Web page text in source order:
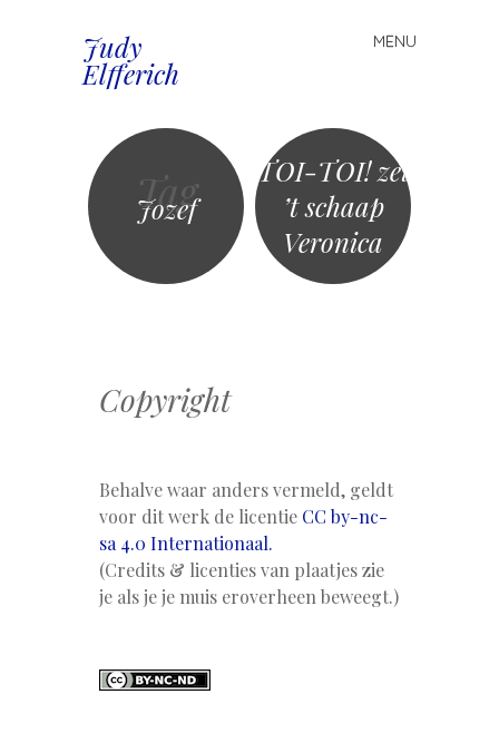
Judy
Elfferich
MENU
Spring
naar
Tag
Jozef
TOI-TOI! zei
’t schaap
Veronica
Copyright
Behalve waar anders vermeld, geldt
voor dit werk de licentie CC by-nc-
sa 4.0 Internationaal.
(Credits & licenties van plaatjes zie
je als je je muis eroverheen beweegt.)